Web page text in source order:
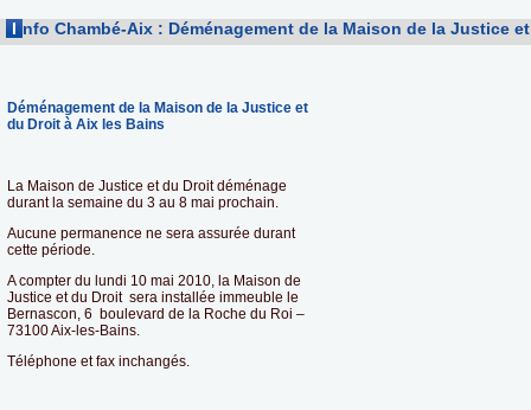
I nfo Chambé-Aix : Déménagement de la Maison de la Justice
Déménagement de la Maison de la Justice et
du Droit à Aix les Bains
La Maison de Justice et du Droit déménage
durant la semaine du 3 au 8 mai prochain.
Aucune permanence ne sera assurée durant
cette période.
A compter du lundi 10 mai 2010, la Maison de
Justice et du Droit sera installée immeuble le
Bernascon, 6 boulevard de la Roche du Roi –
73100 Aix-les-Bains.
Téléphone et fax inchangés.